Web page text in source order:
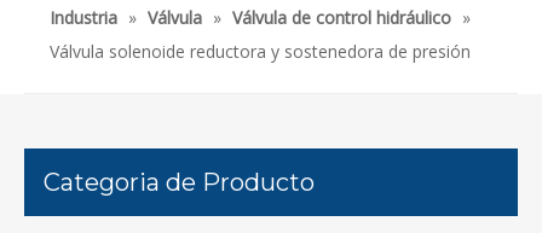
Industria » Válvula » Válvula de control hidráulico »
Válvula solenoide reductora y sostenedora de presión
Categoria de Producto